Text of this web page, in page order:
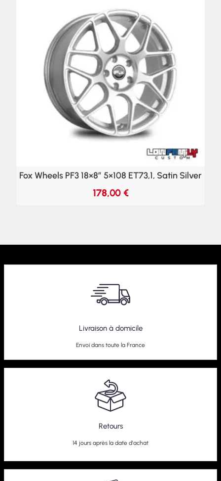
Fox Wheels PF3 18×8″ 5×108 ET73,1, Satin Silver
178,00 €
Livraison à domicile
Envoi dans toute la France
Retours
14 jours après la date d'achat